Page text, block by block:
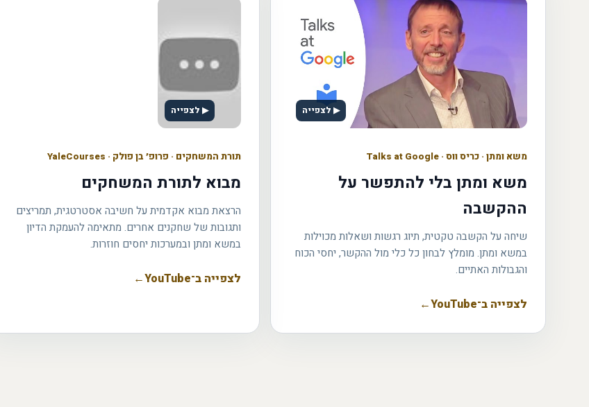
▶ לצפייה
משא ומתן · כריס ווס · Talks at Google
משא ומתן בלי להתפשר על
ההקשבה
שיחה על הקשבה טקטית, תיוג רגשות ושאלות מכוילות
במשא ומתן. מומלץ לבחון כל כלי מול ההקשר, יחסי הכוח
והגבולות האתיים.
לצפייה ב־YouTube ←
▶ לצפייה
תורת המשחקים · פרופ׳ בן פולק · YaleCourses
מבוא לתורת המשחקים
הרצאת מבוא אקדמית על חשיבה אסטרטגית, תמריצים
ותגובות של שחקנים אחרים. מתאימה להעמקת הדיון
במשא ומתן ובמערכות יחסים חוזרות.
לצפייה ב־YouTube ←